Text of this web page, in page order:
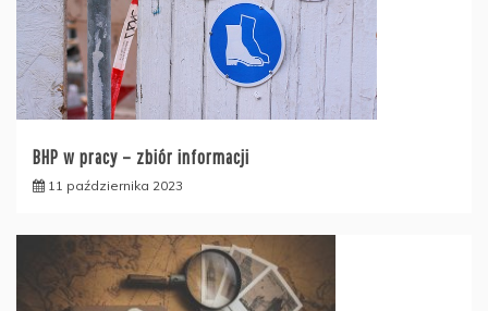
BHP w pracy – zbiór informacji
11 października 2023